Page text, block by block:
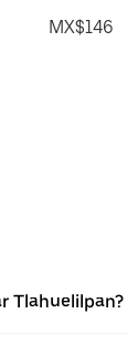
MX$146
Tlahuelilpan?